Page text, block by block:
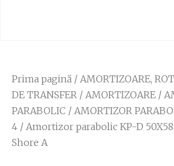
Prima pagină / AMORTIZOARE,
DE TRANSFER / AMORTIZOARE /
PARABOLIC / AMORTIZOR
4 / Amortizor parabolic KP-D
Shore A